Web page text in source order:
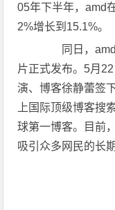
05年下半年，amd
2%增长到15.1%。
同日，amd
片正式发布。5月
演、博客徐静蕾签
上国际顶级博客搜
球第一博客。目前
吸引众多网民的长